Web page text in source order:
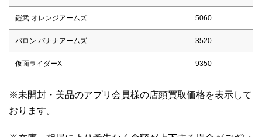
鎧武 オレンジアームズ 5060
バロン バナナアームズ 3520
仮面ライダーX 9350
※未開封・美品のアプリ会員様の店頭買取価格を表示して
おります。